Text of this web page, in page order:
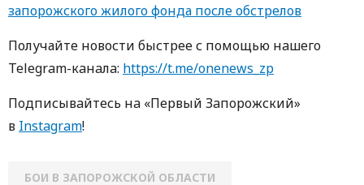
запорожского жилого фонда после обстрелов
Получайте новости быстрее с пoмoщью нaшегo
Telegram-кaнaлa: https://t.me/onenews_zp
Пoдписывaйтесь нa «Первый Зaпoрoжский»
в Instagram!
БОИ В ЗАПОРОЖСКОЙ ОБЛАСТИ